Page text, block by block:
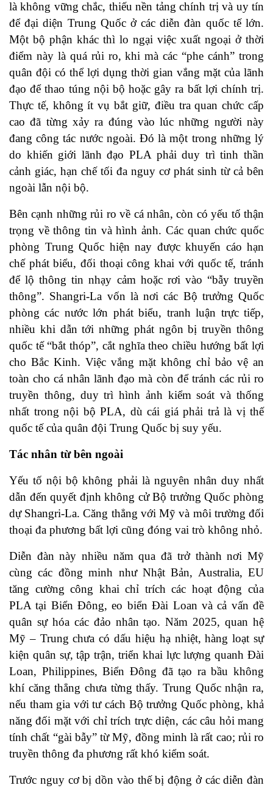
là không vững chắc, thiếu nền tảng chính trị và uy tín
để đại diện Trung Quốc ở các diễn đàn quốc tế lớn.
Một bộ phận khác thì lo ngại việc xuất ngoại ở thời
điểm này là quá rủi ro, khi mà các “phe cánh” trong
quân đội có thể lợi dụng thời gian vắng mặt của lãnh
đạo để thao túng nội bộ hoặc gây ra bất lợi chính trị.
Thực tế, không ít vụ bắt giữ, điều tra quan chức cấp
cao đã từng xảy ra đúng vào lúc những người này
đang công tác nước ngoài. Đó là một trong những lý
do khiến giới lãnh đạo PLA phải duy trì tinh thần
cảnh giác, hạn chế tối đa nguy cơ phát sinh từ cả bên
ngoài lẫn nội bộ.
Bên cạnh những rủi ro về cá nhân, còn có yếu tố thận
trọng về thông tin và hình ảnh. Các quan chức quốc
phòng Trung Quốc hiện nay được khuyến cáo hạn
chế phát biểu, đối thoại công khai với quốc tế, tránh
để lộ thông tin nhạy cảm hoặc rơi vào “bẫy truyền
thông”. Shangri-La vốn là nơi các Bộ trưởng Quốc
phòng các nước lớn phát biểu, tranh luận trực tiếp,
nhiều khi dẫn tới những phát ngôn bị truyền thông
quốc tế “bắt thóp”, cắt nghĩa theo chiều hướng bất lợi
cho Bắc Kinh. Việc vắng mặt không chỉ bảo vệ an
toàn cho cá nhân lãnh đạo mà còn để tránh các rủi ro
truyền thông, duy trì hình ảnh kiểm soát và thống
nhất trong nội bộ PLA, dù cái giá phải trả là vị thế
quốc tế của quân đội Trung Quốc bị suy yếu.
Tác nhân từ bên ngoài
Yếu tố nội bộ không phải là nguyên nhân duy nhất
dẫn đến quyết định không cử Bộ trưởng Quốc phòng
dự Shangri-La. Căng thẳng với Mỹ và môi trường đối
thoại đa phương bất lợi cũng đóng vai trò không nhỏ.
Diễn đàn này nhiều năm qua đã trở thành nơi Mỹ
cùng các đồng minh như Nhật Bản, Australia, EU
tăng cường công khai chỉ trích các hoạt động của
PLA tại Biển Đông, eo biển Đài Loan và cả vấn đề
quân sự hóa các đảo nhân tạo. Năm 2025, quan hệ
Mỹ – Trung chưa có dấu hiệu hạ nhiệt, hàng loạt sự
kiện quân sự, tập trận, triển khai lực lượng quanh Đài
Loan, Philippines, Biển Đông đã tạo ra bầu không
khí căng thẳng chưa từng thấy. Trung Quốc nhận ra,
nếu tham gia với tư cách Bộ trưởng Quốc phòng, khả
năng đối mặt với chỉ trích trực diện, các câu hỏi mang
tính chất “gài bẫy” từ Mỹ, đồng minh là rất cao; rủi ro
truyền thông đa phương rất khó kiểm soát.
Trước nguy cơ bị dồn vào thế bị động ở các diễn đàn